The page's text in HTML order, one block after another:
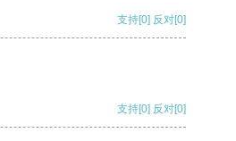
支持[0] 反对[0]
支持[0] 反对[0]